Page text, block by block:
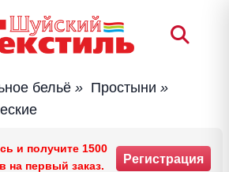
бельё » Простыни »
и получите 1500
на первый заказ.
Регистрация